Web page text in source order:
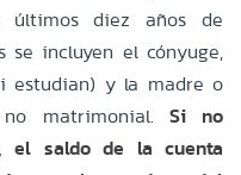
últimos diez años de
se incluyen el cónyuge,
estudian) y la madre o
matrimonial. Si no
el saldo de la cuenta